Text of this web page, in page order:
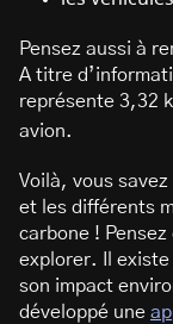
Pensez aussi à
A titre
représente 3,32
avion.
Voilà, vous
et les différents
carbone ! Pensez
explorer. Il
son impact
développé une